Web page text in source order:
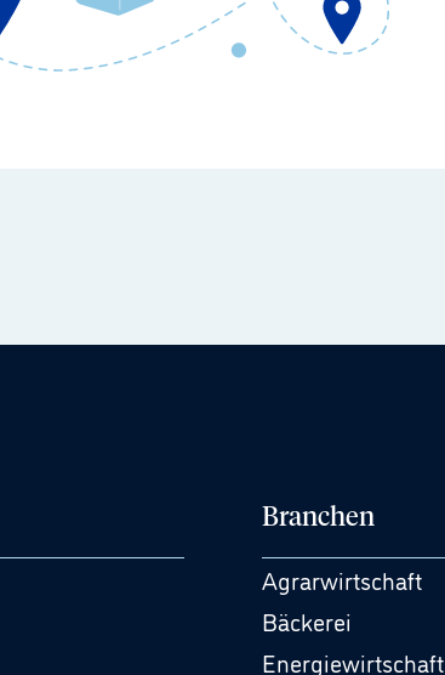
Branchen
Agrarwirtschaft
Bäckerei
Energiewirtschaft